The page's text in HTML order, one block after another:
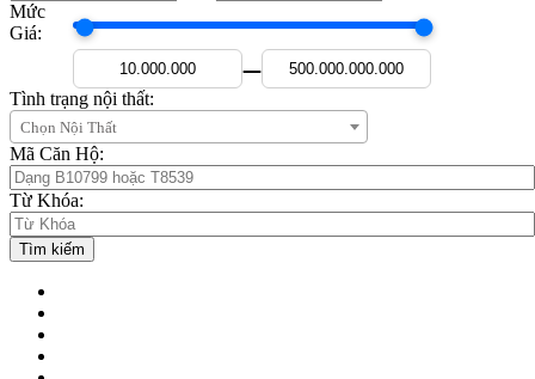
Mức
Giá:
—
Tình trạng nội thất:
Chọn Nội Thất
Mã Căn Hộ:
Từ Khóa: